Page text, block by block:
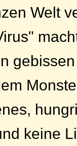
Welt
keine